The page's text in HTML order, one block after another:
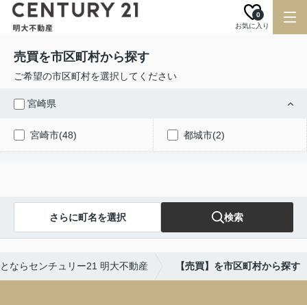
お気に入り
0
売買を市区町村から探す
ご希望の市区町村を選択してください
宮崎県
宮崎市(48) 都城市(2)
さらに町名を選択 検索
ならセンチュリー21 明大不動産 【売買】を市区町村から探す